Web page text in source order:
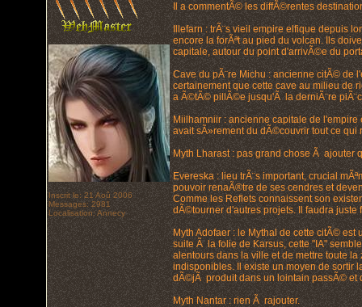
Inscrit le: 21 Aoû 2006
Messages: 2981
Localisation: Annecy
Il a commentÃ© les diffÃ©rentes
Illefarn : trÃ¨s vieil empire elfique depuis
encore la forÃªt au pied du volcan. Ils
capitale, autour du point d'arrivÃ©e du
Cave du pÃ¨re Michu : ancienne citÃ© de
certainement que cette cave au milieu de
a Ã©tÃ© pillÃ©e jusqu'Ã la derniÃ¨re
Miilhamniir : ancienne capitale de
avait sÃ»rement du dÃ©couvrir tout ce
Myth Lharast : pas grand chose Ã ajouter
Evereska : lieu trÃ¨s important, crucial
pouvoir renaÃ®tre de ses cendres et
Comme les Reflets connaissent son
dÃ©tourner d'autres projets. Il faudra
Myth Adofaer : le Mythal de cette citÃ©
suite Ã la folie de Karsus, cette "IA"
alentours dans la ville et de mettre toute
indisponibles. Il existe un moyen de sortir
dÃ©jÃ produit dans un lointain passÃ© et
Myth Nantar : rien Ã rajouter.